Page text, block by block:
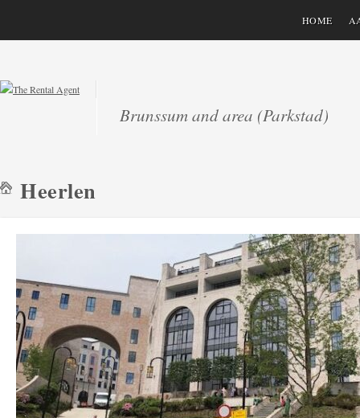
Brunssum and area (Parkstad)
HOME
Heerlen